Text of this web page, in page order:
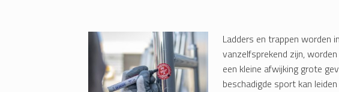
Ladders en trappen worden
vanzelfsprekend zijn,
een kleine afwijking grote
beschadigde sport kan